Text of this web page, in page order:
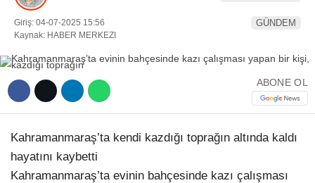
Giriş: 04-07-2025 15:56
Kaynak: HABER MERKEZI
GÜNDEM
ABONE OL
Kahramanmaraş’ta kendi kazdığı toprağın altında kaldı
hayatını kaybetti
Kahramanmaraş’ta evinin bahçesinde kazı çalışması